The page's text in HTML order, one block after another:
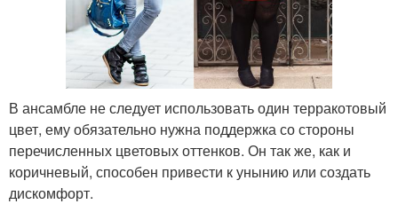
В ансамбле не следует использовать один терракотовый
цвет, ему обязательно нужна поддержка со стороны
перечисленных цветовых оттенков. Он так же, как и
коричневый, способен привести к унынию или создать
дискомфорт.